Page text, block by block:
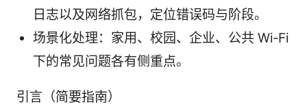
日志以及网络抓包，定位错误码与阶段。
场景化处理：家用、校园、企业、公共 Wi‑Fi
下的常见问题各有侧重点。
引言（简要指南）